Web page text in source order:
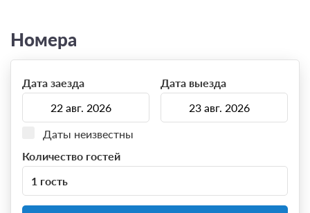
Номера
Дата заезда Дата выезда
Даты неизвестны
Количество гостей
1 гость